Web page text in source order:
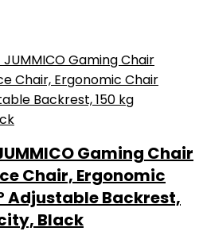
Gaming Chair
Chair, Ergonomic
Adjustable Backrest,
Black